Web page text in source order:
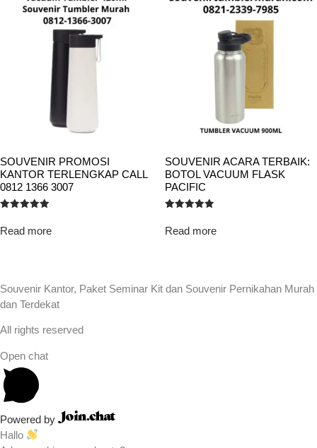
SOUVENIR PROMOSI
KANTOR TERLENGKAP CALL
0812 1366 3007
5.00
out of 5
Read more
SOUVENIR ACARA TERBAIK:
BOTOL VACUUM FLASK
PACIFIC
5.00
out of 5
Read more
Souvenir Kantor, Paket Seminar Kit dan Souvenir Pernikahan Murah
dan Terdekat
All rights reserved
Open chat
Powered by
Hallo